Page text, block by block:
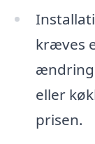
kræves
eller
prisen.